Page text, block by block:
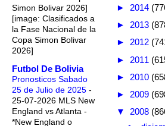
Simon Bolivar 2026]
[image: Clasificados a
la Fase Nacional de la
Copa Simon Bolivar
2026]
Futbol De Bolivia
Pronosticos Sabado
25 de Julio de 2025 -
25-07-2026 MLS New
England vs Atlanta -
*New England o
► 2014
► 2013
► 2012
► 2011
► 2010
► 2009
▼ 2008